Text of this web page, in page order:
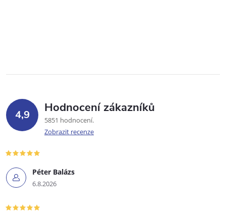
4,9 Hodnocení zákazníků
5851 hodnocení
Zobrazit recenze
Péter Balázs
6.8.2026